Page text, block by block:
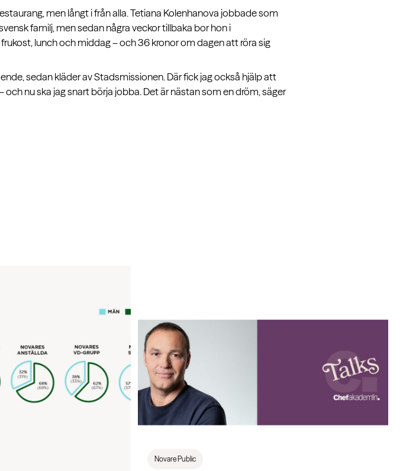
men långt i från alla. Tetiana Kolenhanova jobbade som
familj, men sedan några veckor tillbaka bor hon i
lunch och middag – och 36 kronor om dagen att röra sig
sedan kläder av Stadsmissionen. Där fick jag också hjälp att
nu ska jag snart börja jobba. Det är nästan som en dröm, säger
Novare Public